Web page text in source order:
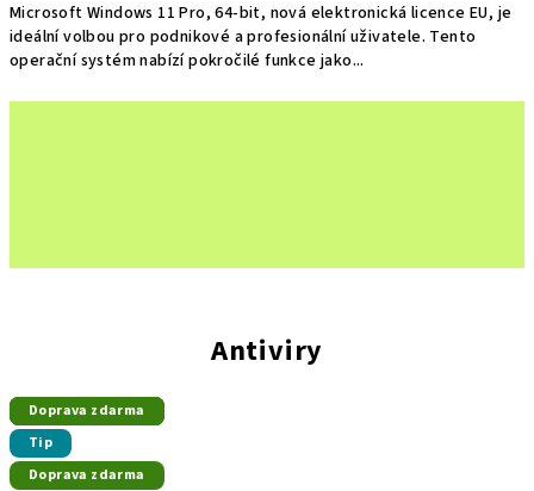
Microsoft Windows 11 Pro, 64-bit, nová elektronická licence EU, je
ideální volbou pro podnikové a profesionální uživatele. Tento
operační systém nabízí pokročilé funkce jako...
Antiviry
Akce
Tip
Doprava zdarma
Doprava zdarma
Doprava zdarma
Doprava zdarma
Doprava zdarma